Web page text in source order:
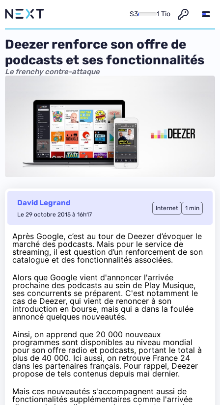
S3 1 Tio
Deezer renforce son offre de
podcasts et ses fonctionnalités
Le frenchy contre-attaque
David Legrand
Le 29 octobre 2015 à 16h17
Internet 1 min
Après Google, c’est au tour de Deezer d’évoquer le
marché des podcasts. Mais pour le service de
streaming, il est question d’un renforcement de son
catalogue et des fonctionnalités associées.
Alors que Google vient d'annoncer l'arrivée
prochaine des podcasts au sein de Play Musique,
ses concurrents se préparent. C'est notamment le
cas de Deezer, qui vient de renoncer à son
introduction en bourse, mais qui a dans la foulée
annoncé quelques nouveautés.
Ainsi, on apprend que 20 000 nouveaux
programmes sont disponibles au niveau mondial
pour son offre radio et podcasts, portant le total à
plus de 40 000. Ici aussi, on retrouve France 24
dans les partenaires français. Pour rappel, Deezer
propose de tels contenus depuis mai dernier.
Mais ces nouveautés s'accompagnent aussi de
fonctionnalités supplémentaires comme l'arrivée